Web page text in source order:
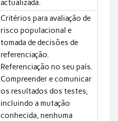
actualizada.
Critérios para avaliação de
risco populacional e
tomada de decisões de
referenciação.
Referenciação no seu país.
Compreender e comunicar
os resultados dos testes,
incluindo a mutação
conhecida, nenhuma